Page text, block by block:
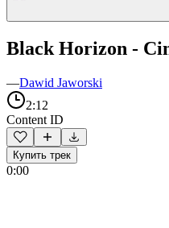
Black Horizon -
—Dawid Jaworski
2:12
Content ID
Купить трек
0:00